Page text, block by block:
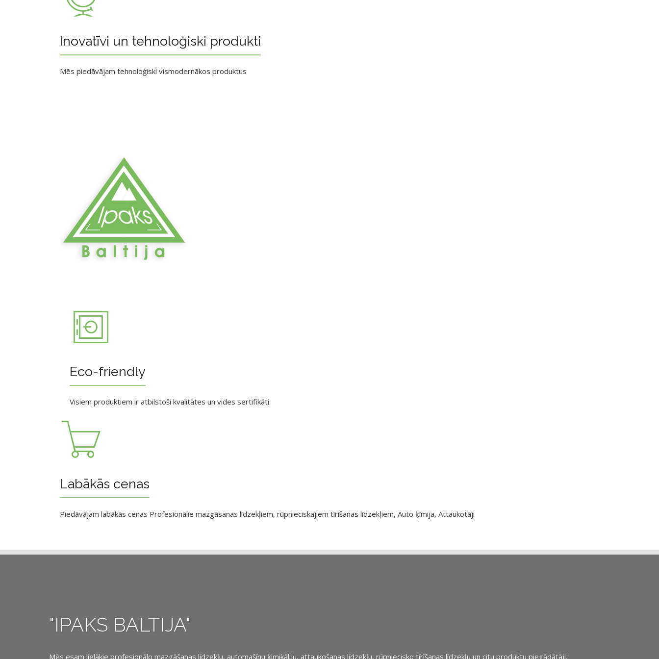
Inovatīvi un tehnoloģiski produkti
Mēs piedāvājam tehnoloģiski vismodernākos produktus
Eco-friendly
Visiem produktiem ir atbilstoši kvalitātes un vides sertifikāti
Labākās cenas
Piedāvājam labākās cenas Profesionālie mazgāsanas līdzekļiem, rūpnieciskajiem tīrīšanas līdzekļiem, Auto ķīmija, Attaukotāji
"IPAKS BALTIJA"
Mēs esam lielākie profesionālo mazgāšanas līdzekļu, automašīnu ķimikāliju, attaukošanas līdzekļu, rūpniecisko tīrīšanas līdzekļu un citu produktu piegādātāji.